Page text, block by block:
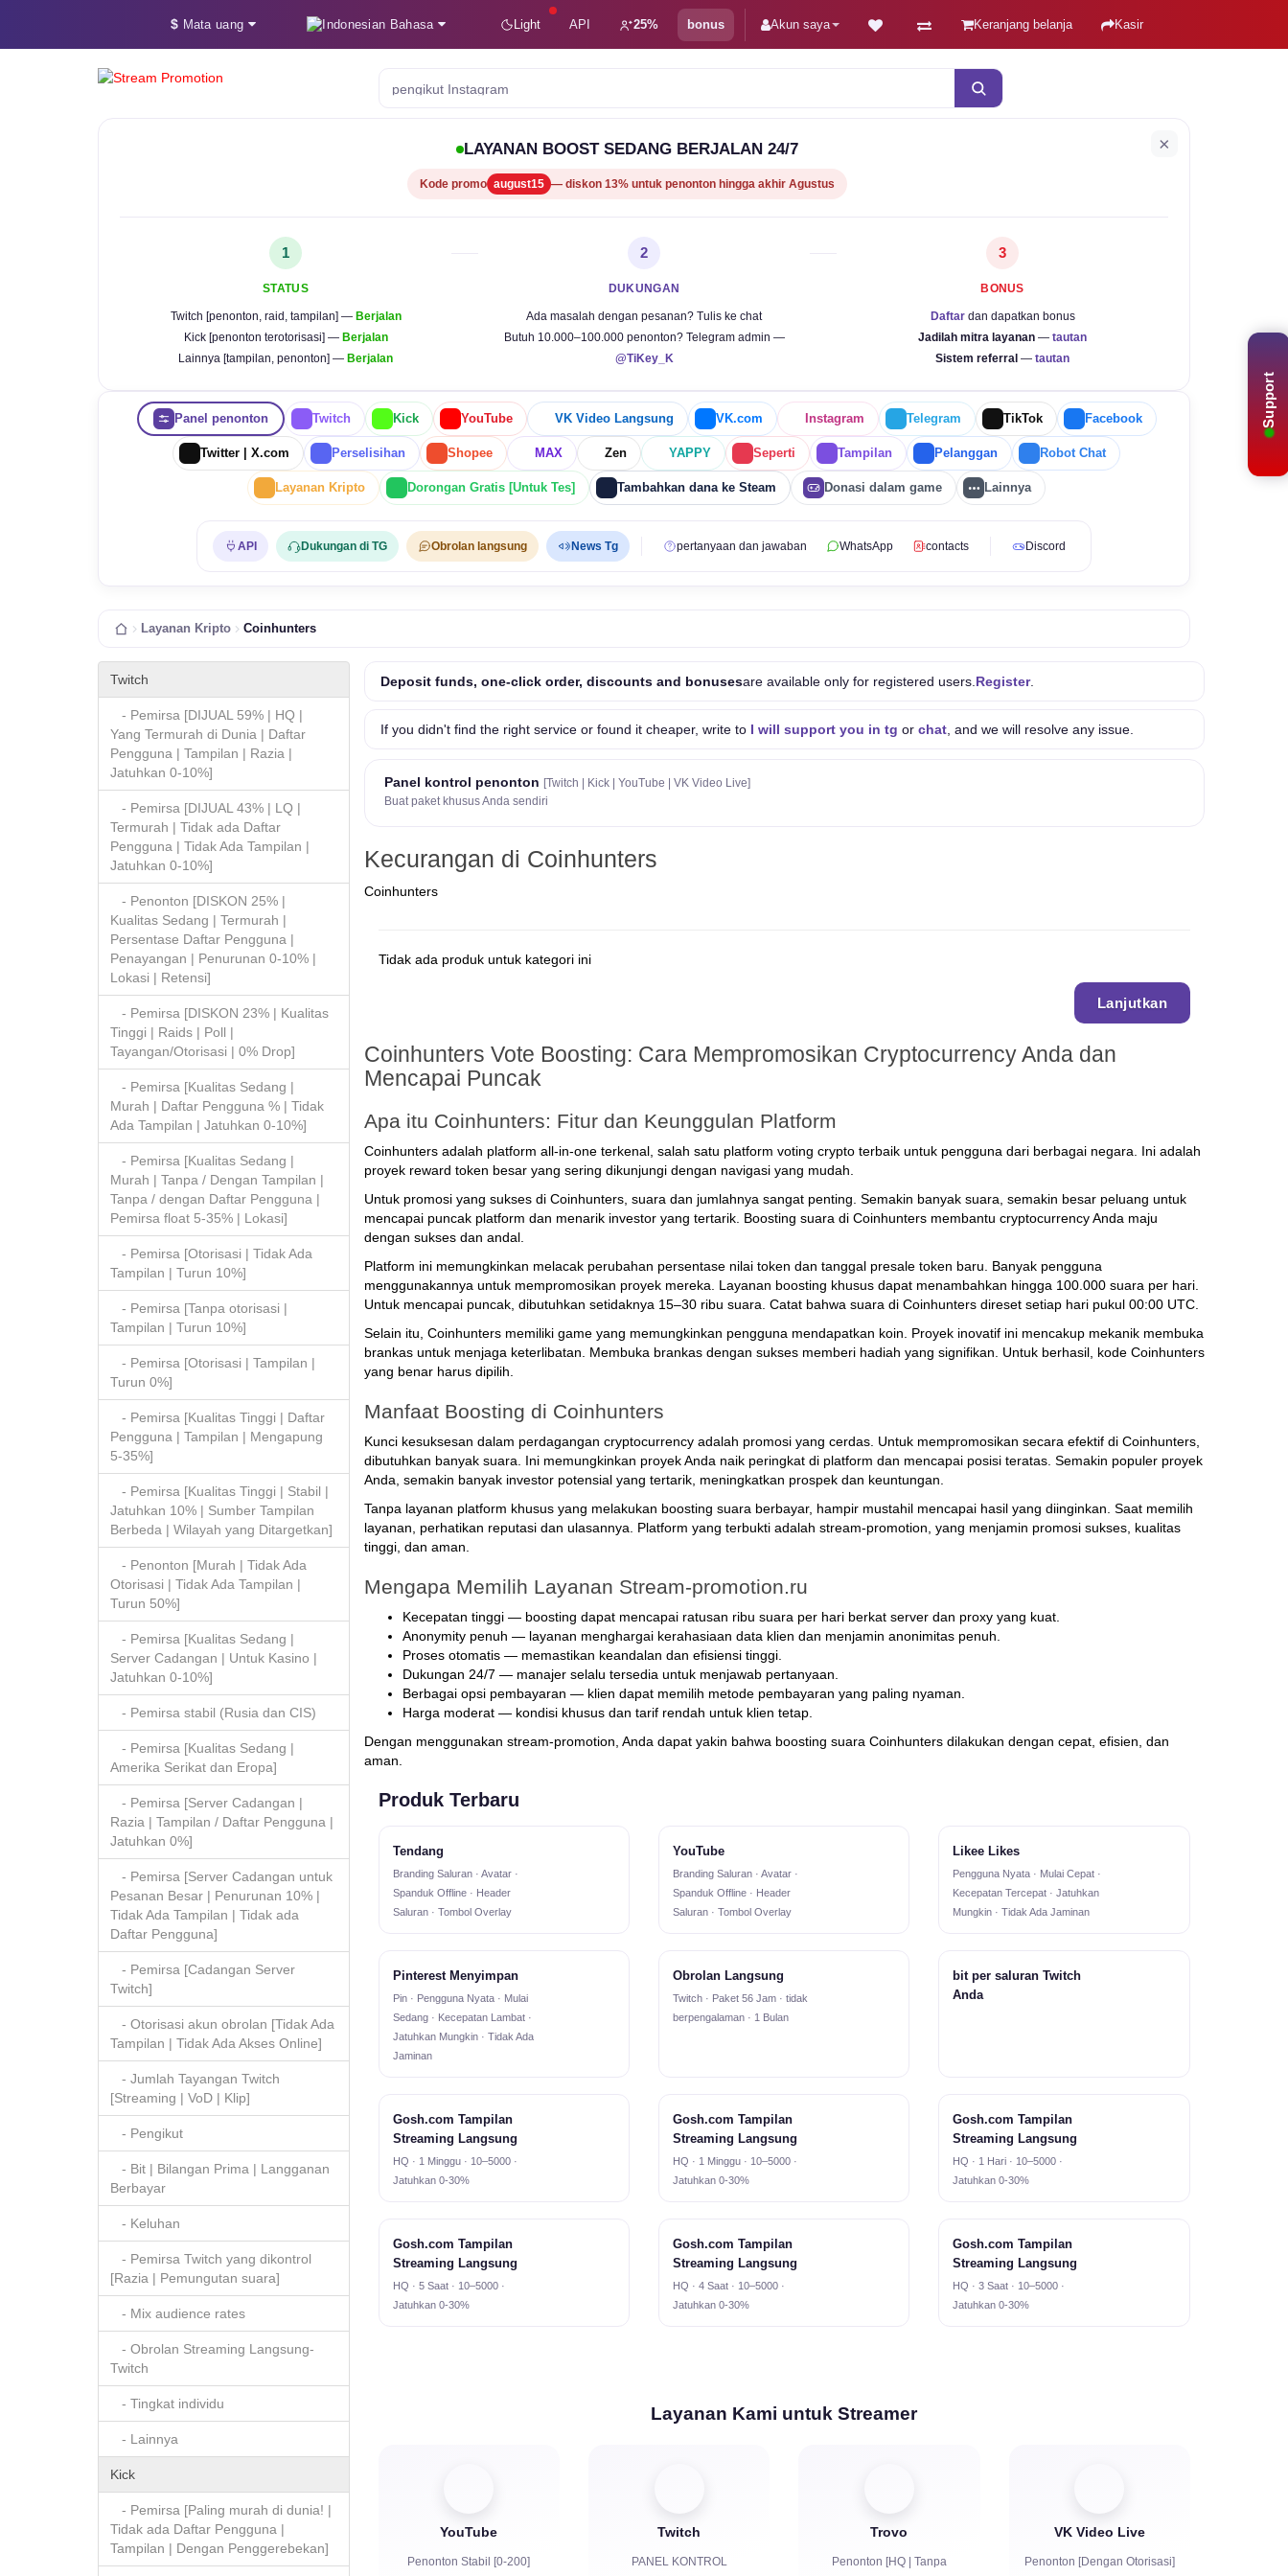
Support
$ Mata uang Bahasa Light API 25% bonus Akun saya Keranjang belanja Kasir
pengikut Instagram
×
LAYANAN BOOST SEDANG BERJALAN 24/7
Kode promo august15 — diskon 13% untuk penonton hingga akhir Agustus
1
STATUS
Twitch [penonton, raid, tampilan] — Berjalan
Kick [penonton terotorisasi] — Berjalan
Lainnya [tampilan, penonton] — Berjalan
2
DUKUNGAN
Ada masalah dengan pesanan? Tulis ke chat
Butuh 10.000–100.000 penonton? Telegram admin —
@TiKey_K
3
BONUS
Daftardan dapatkan bonus
Jadilah mitra layanan — tautan
Sistem referral — tautan
Panel penonton Twitch Kick YouTube VK Video Langsung VK.com Instagram Telegram TikTok Facebook
Twitter | X.com Perselisihan Shopee MAX Zen YAPPY Seperti Tampilan Pelanggan Robot Chat
Layanan Kripto Dorongan Gratis [Untuk Tes] Tambahkan dana ke Steam Donasi dalam game Lainnya
API Dukungan di TG Obrolan langsung News Tg pertanyaan dan jawaban WhatsApp contacts Discord
Layanan Kripto Coinhunters
Twitch
- Pemirsa [DIJUAL 59% | HQ |
Yang Termurah di Dunia | Daftar
Pengguna | Tampilan | Razia |
Jatuhkan 0-10%]
- Pemirsa [DIJUAL 43% | LQ |
Termurah | Tidak ada Daftar
Pengguna | Tidak Ada Tampilan |
Jatuhkan 0-10%]
- Penonton [DISKON 25% |
Kualitas Sedang | Termurah |
Persentase Daftar Pengguna |
Penayangan | Penurunan 0-10% |
Lokasi | Retensi]
- Pemirsa [DISKON 23% | Kualitas
Tinggi | Raids | Poll |
Tayangan/Otorisasi | 0% Drop]
- Pemirsa [Kualitas Sedang |
Murah | Daftar Pengguna % | Tidak
Ada Tampilan | Jatuhkan 0-10%]
- Pemirsa [Kualitas Sedang |
Murah | Tanpa / Dengan Tampilan |
Tanpa / dengan Daftar Pengguna |
Pemirsa float 5-35% | Lokasi]
- Pemirsa [Otorisasi | Tidak Ada
Tampilan | Turun 10%]
- Pemirsa [Tanpa otorisasi |
Tampilan | Turun 10%]
- Pemirsa [Otorisasi | Tampilan |
Turun 0%]
- Pemirsa [Kualitas Tinggi | Daftar
Pengguna | Tampilan | Mengapung
5-35%]
- Pemirsa [Kualitas Tinggi | Stabil |
Jatuhkan 10% | Sumber Tampilan
Berbeda | Wilayah yang Ditargetkan]
- Penonton [Murah | Tidak Ada
Otorisasi | Tidak Ada Tampilan |
Turun 50%]
- Pemirsa [Kualitas Sedang |
Server Cadangan | Untuk Kasino |
Jatuhkan 0-10%]
- Pemirsa stabil (Rusia dan CIS)
- Pemirsa [Kualitas Sedang |
Amerika Serikat dan Eropa]
- Pemirsa [Server Cadangan |
Razia | Tampilan / Daftar Pengguna |
Jatuhkan 0%]
- Pemirsa [Server Cadangan untuk
Pesanan Besar | Penurunan 10% |
Tidak Ada Tampilan | Tidak ada
Daftar Pengguna]
- Pemirsa [Cadangan Server
Twitch]
- Otorisasi akun obrolan [Tidak Ada
Tampilan | Tidak Ada Akses Online]
- Jumlah Tayangan Twitch
[Streaming | VoD | Klip]
- Pengikut
- Bit | Bilangan Prima | Langganan
Berbayar
- Keluhan
- Pemirsa Twitch yang dikontrol
[Razia | Pemungutan suara]
- Mix audience rates
- Obrolan Streaming Langsung-
Twitch
- Tingkat individu
- Lainnya
Kick
- Pemirsa [Paling murah di dunia! |
Tidak ada Daftar Pengguna |
Tampilan | Dengan Penggerebekan]
Deposit funds, one-click order, discounts and bonusesare available only for registered users. Register.
If you didn't find the right service or found it cheaper, write to I will support you in tg or chat, and we will resolve any issue.
Panel kontrol penonton [Twitch | Kick | YouTube | VK Video Live]
Buat paket khusus Anda sendiri
Kecurangan di Coinhunters
Coinhunters
Tidak ada produk untuk kategori ini
Lanjutkan
Coinhunters Vote Boosting: Cara Mempromosikan Cryptocurrency Anda dan
Mencapai Puncak
Apa itu Coinhunters: Fitur dan Keunggulan Platform
Coinhunters adalah platform all-in-one terkenal, salah satu platform voting crypto terbaik untuk pengguna dari berbagai negara. Ini adalah
proyek reward token besar yang sering dikunjungi dengan navigasi yang mudah.
Untuk promosi yang sukses di Coinhunters, suara dan jumlahnya sangat penting. Semakin banyak suara, semakin besar peluang untuk
mencapai puncak platform dan menarik investor yang tertarik. Boosting suara di Coinhunters membantu cryptocurrency Anda maju
dengan sukses dan andal.
Platform ini memungkinkan melacak perubahan persentase nilai token dan tanggal presale token baru. Banyak pengguna
menggunakannya untuk mempromosikan proyek mereka. Layanan boosting khusus dapat menambahkan hingga 100.000 suara per hari.
Untuk mencapai puncak, dibutuhkan setidaknya 15–30 ribu suara. Catat bahwa suara di Coinhunters direset setiap hari pukul 00:00 UTC.
Selain itu, Coinhunters memiliki game yang memungkinkan pengguna mendapatkan koin. Proyek inovatif ini mencakup mekanik membuka
brankas untuk menjaga keterlibatan. Membuka brankas dengan sukses memberi hadiah yang signifikan. Untuk berhasil, kode Coinhunters
yang benar harus dipilih.
Manfaat Boosting di Coinhunters
Kunci kesuksesan dalam perdagangan cryptocurrency adalah promosi yang cerdas. Untuk mempromosikan secara efektif di Coinhunters,
dibutuhkan banyak suara. Ini memungkinkan proyek Anda naik peringkat di platform dan mencapai posisi teratas. Semakin populer proyek
Anda, semakin banyak investor potensial yang tertarik, meningkatkan prospek dan keuntungan.
Tanpa layanan platform khusus yang melakukan boosting suara berbayar, hampir mustahil mencapai hasil yang diinginkan. Saat memilih
layanan, perhatikan reputasi dan ulasannya. Platform yang terbukti adalah stream-promotion, yang menjamin promosi sukses, kualitas
tinggi, dan aman.
Mengapa Memilih Layanan Stream-promotion.ru
Kecepatan tinggi — boosting dapat mencapai ratusan ribu suara per hari berkat server dan proxy yang kuat.
Anonymity penuh — layanan menghargai kerahasiaan data klien dan menjamin anonimitas penuh.
Proses otomatis — memastikan keandalan dan efisiensi tinggi.
Dukungan 24/7 — manajer selalu tersedia untuk menjawab pertanyaan.
Berbagai opsi pembayaran — klien dapat memilih metode pembayaran yang paling nyaman.
Harga moderat — kondisi khusus dan tarif rendah untuk klien tetap.
Dengan menggunakan stream-promotion, Anda dapat yakin bahwa boosting suara Coinhunters dilakukan dengan cepat, efisien, dan
aman.
Produk Terbaru
Tendang
Branding Saluran · Avatar ·
Spanduk Offline · Header
Saluran · Tombol Overlay
YouTube
Branding Saluran · Avatar ·
Spanduk Offline · Header
Saluran · Tombol Overlay
Likee Likes
Pengguna Nyata · Mulai Cepat ·
Kecepatan Tercepat · Jatuhkan
Mungkin · Tidak Ada Jaminan
Pinterest Menyimpan
Pin · Pengguna Nyata · Mulai
Sedang · Kecepatan Lambat ·
Jatuhkan Mungkin · Tidak Ada
Jaminan
Obrolan Langsung
Twitch · Paket 56 Jam · tidak
berpengalaman · 1 Bulan
bit per saluran Twitch
Anda
Gosh.com Tampilan
Streaming Langsung
HQ · 1 Minggu · 10–5000 ·
Jatuhkan 0-30%
Gosh.com Tampilan
Streaming Langsung
HQ · 1 Minggu · 10–5000 ·
Jatuhkan 0-30%
Gosh.com Tampilan
Streaming Langsung
HQ · 1 Hari · 10–5000 ·
Jatuhkan 0-30%
Gosh.com Tampilan
Streaming Langsung
HQ · 5 Saat · 10–5000 ·
Jatuhkan 0-30%
Gosh.com Tampilan
Streaming Langsung
HQ · 4 Saat · 10–5000 ·
Jatuhkan 0-30%
Gosh.com Tampilan
Streaming Langsung
HQ · 3 Saat · 10–5000 ·
Jatuhkan 0-30%
Layanan Kami untuk Streamer
YouTube
Penonton Stabil [0-200]
Twitch
PANEL KONTROL
Trovo
Penonton [HQ | Tanpa
VK Video Live
Penonton [Dengan Otorisasi]